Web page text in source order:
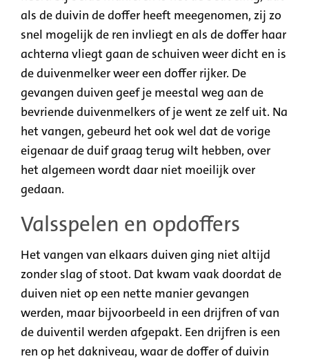
als de duivin de doffer heeft meegenomen, zij zo
snel mogelijk de ren invliegt en als de doffer haar
achterna vliegt gaan de schuiven weer dicht en is
de duivenmelker weer een doffer rijker. De
gevangen duiven geef je meestal weg aan de
bevriende duivenmelkers of je went ze zelf uit. Na
het vangen, gebeurd het ook wel dat de vorige
eigenaar de duif graag terug wilt hebben, over
het algemeen wordt daar niet moeilijk over
gedaan.
Valsspelen en opdoffers
Het vangen van elkaars duiven ging niet altijd
zonder slag of stoot. Dat kwam vaak doordat de
duiven niet op een nette manier gevangen
werden, maar bijvoorbeeld in een drijfren of van
de duiventil werden afgepakt. Een drijfren is een
ren op het dakniveau, waar de doffer of duivin